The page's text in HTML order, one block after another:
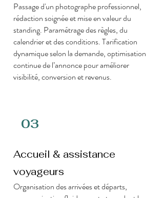
Passage d'un photographe professionnel,
rédaction soignée et mise en valeur du
standing. Paramétrage des règles, du
calendrier et des conditions. Tarification
dynamique selon la demande, optimisation
continue de l’annonce pour améliorer
visibilité, conversion et revenus.
03
Accueil & assistance
voyageurs
Organisation des arrivées et départs,